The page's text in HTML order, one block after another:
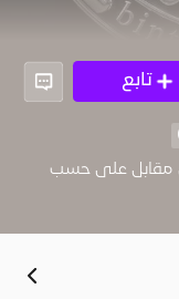
تابع
مقابل على حسب